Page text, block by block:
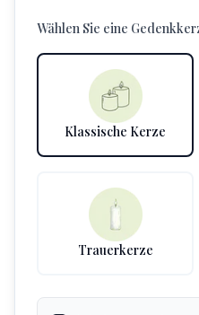
Wählen Sie eine
Klassische Kerze
Trauerkerze